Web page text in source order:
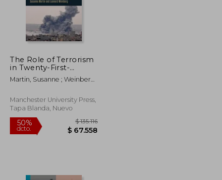
$ 74.705
The Role of Terrorism
in Twenty-First-
Century Warfare (en
Inglés)
Martin, Susanne ; Weinberg,
Manchester University Press,
Tapa Blanda, Nuevo